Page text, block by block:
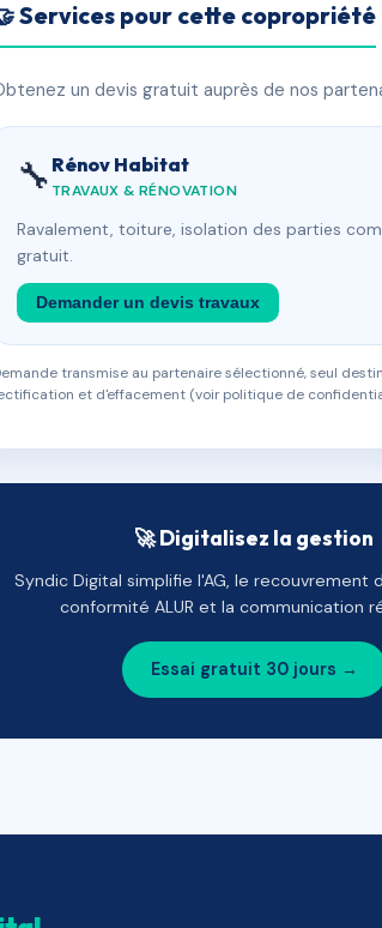
Services pour cette copropriété
un devis gratuit auprès de nos
🔧 Rénov Habitat
TRAVAUX & RÉNOVATION
Ravalement, toiture, isolation des parties
gratuit.
Demander un devis travaux
transmise au partenaire sélectionné, seul
et d'effacement (voir politique de
🚀 Digitalisez la gestion
Syndic Digital simplifie l'AG, le recouvrement
conformité ALUR et la communication
Essai gratuit 30 jours →